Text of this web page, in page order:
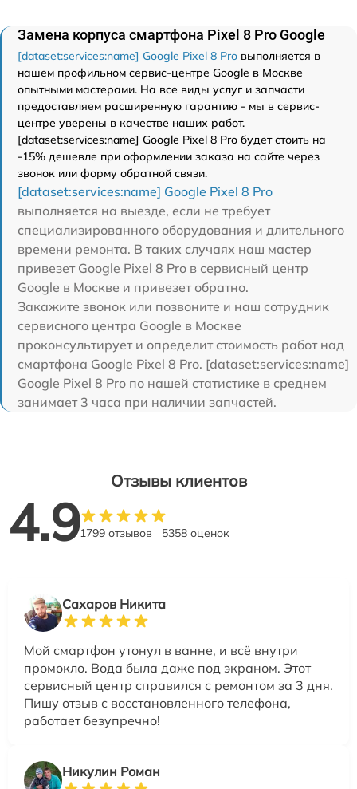
Замена корпуса смартфона Pixel 8 Pro Google
[dataset:services:name] Google Pixel 8 Pro выполняется в
нашем профильном сервис-центре Google в Москве
опытными мастерами. На все виды услуг и запчасти
предоставляем расширенную гарантию - мы в сервис-
центре уверены в качестве наших работ.
[dataset:services:name] Google Pixel 8 Pro будет стоить на
-15% дешевле при оформлении заказа на сайте через
звонок или форму обратной связи.
[dataset:services:name] Google Pixel 8 Pro
выполняется на выезде, если не требует
специализированного оборудования и длительного
времени ремонта. В таких случаях наш мастер
привезет Google Pixel 8 Pro в сервисный центр
Google в Москве и привезет обратно.
Закажите звонок или позвоните и наш сотрудник
сервисного центра Google в Москве
проконсультирует и определит стоимость работ над
смартфона Google Pixel 8 Pro. [dataset:services:name]
Google Pixel 8 Pro по нашей статистике в среднем
занимает 3 часа при наличии запчастей.
Отзывы клиентов
4.91799 отзывов 5358 оценок
Сахаров Никита
Мой смартфон утонул в ванне, и всё внутри
промокло. Вода была даже под экраном. Этот
сервисный центр справился с ремонтом за 3 дня.
Пишу отзыв с восстановленного телефона,
работает безупречно!
Никулин Роман